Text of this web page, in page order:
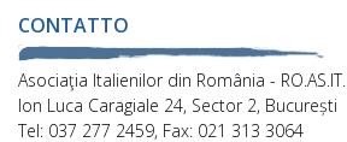
CONTATTO
Asociaţia Italienilor din România - RO.AS.IT.
Ion Luca Caragiale 24, Sector 2, București
Tel: 037 277 2459, Fax: 021 313 3064